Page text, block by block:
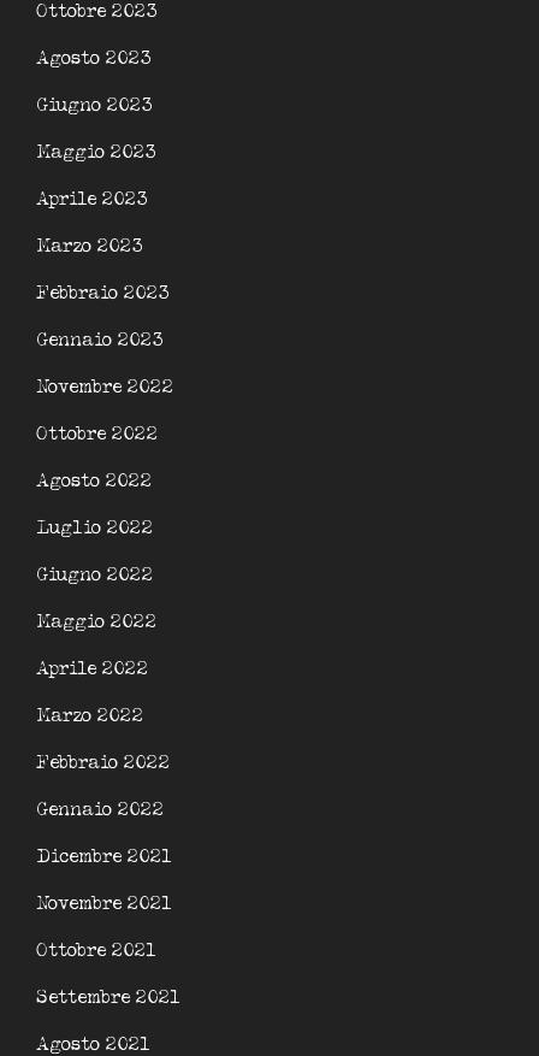
Ottobre 2023
Agosto 2023
Giugno 2023
Maggio 2023
Aprile 2023
Marzo 2023
Febbraio 2023
Gennaio 2023
Novembre 2022
Ottobre 2022
Agosto 2022
Luglio 2022
Giugno 2022
Maggio 2022
Aprile 2022
Marzo 2022
Febbraio 2022
Gennaio 2022
Dicembre 2021
Novembre 2021
Ottobre 2021
Settembre 2021
Agosto 2021